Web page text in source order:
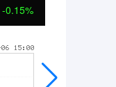
-0.15%